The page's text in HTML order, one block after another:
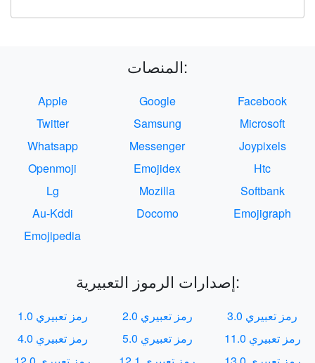
المنصات:
Apple Google
Facebook
Twitter
Samsung
Microsoft
Whatsapp
Messenger
Joypixels
Openmoji
Emojidex
Htc
Lg
Mozilla
Softbank
Au-Kddi
Docomo
Emojigraph
Emojipedia
إصدارات الرموز التعبيرية:
رمز تعبيري 1.0 رمز تعبيري 2.0
رمز تعبيري 3.0
رمز تعبيري 4.0
رمز تعبيري 5.0
رمز تعبيري 11.0